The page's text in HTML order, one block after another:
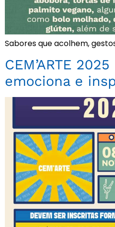
Sabores que acolhem,
CEM’ARTE
emociona e